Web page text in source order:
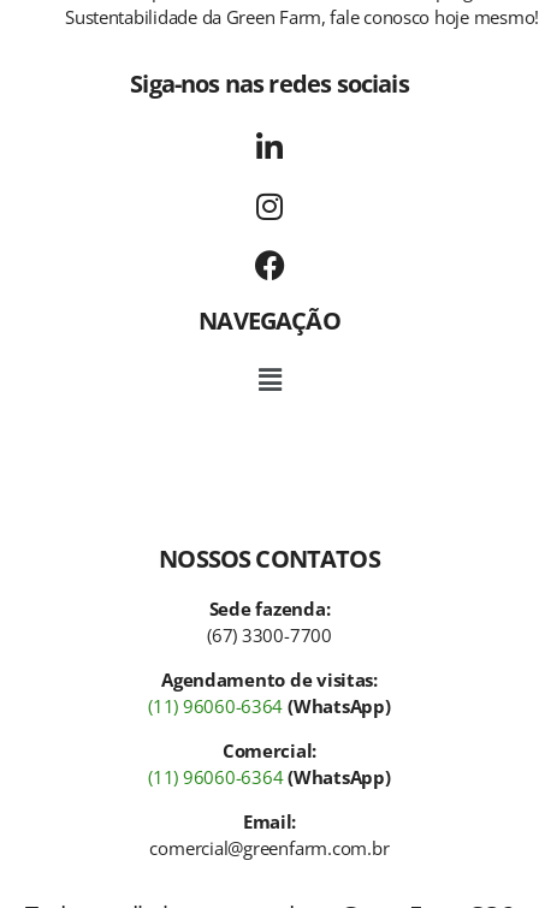
Sustentabilidade da Green Farm, fale conosco hoje mesmo!
Siga-nos nas redes sociais
NAVEGAÇÃO
NOSSOS CONTATOS
Sede fazenda:
(67) 3300-7700
Agendamento de visitas:
(11) 96060-6364 (WhatsApp)
Comercial:
(11) 96060-6364(WhatsApp)
Email:
comercial@greenfarm.com.br